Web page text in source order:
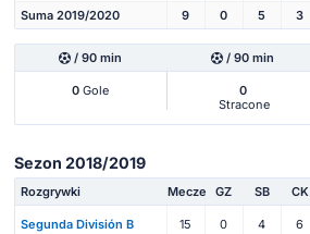
Suma 2019/2020 9 0 5 3
/ 90 min / 90 min
0 Gole
0
Stracone
Sezon 2018/2019
Rozgrywki Mecze GZ SB CK
Segunda División B 15 0 4 6